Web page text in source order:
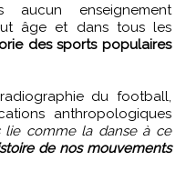
enseignement
âge et dans tous les
des sports populaires
du football,
anthropologiques
lie comme la danse à ce
de nos mouvements